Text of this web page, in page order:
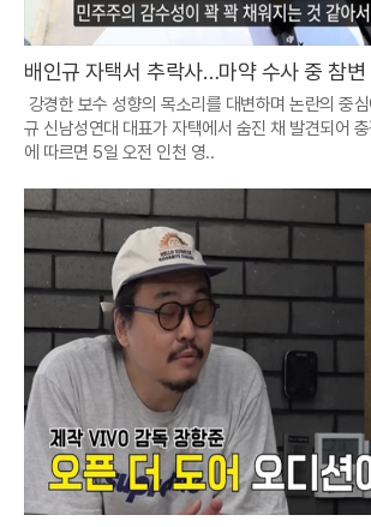
배인규 자택서 추락사…마약 수사 중 참변
강경한 보수 성향의 목소리를 대변하며 논란의 중
규 신남성연대 대표가 자택에서 숨진 채 발견되어
에 따르면 5일 오전 인천 영..